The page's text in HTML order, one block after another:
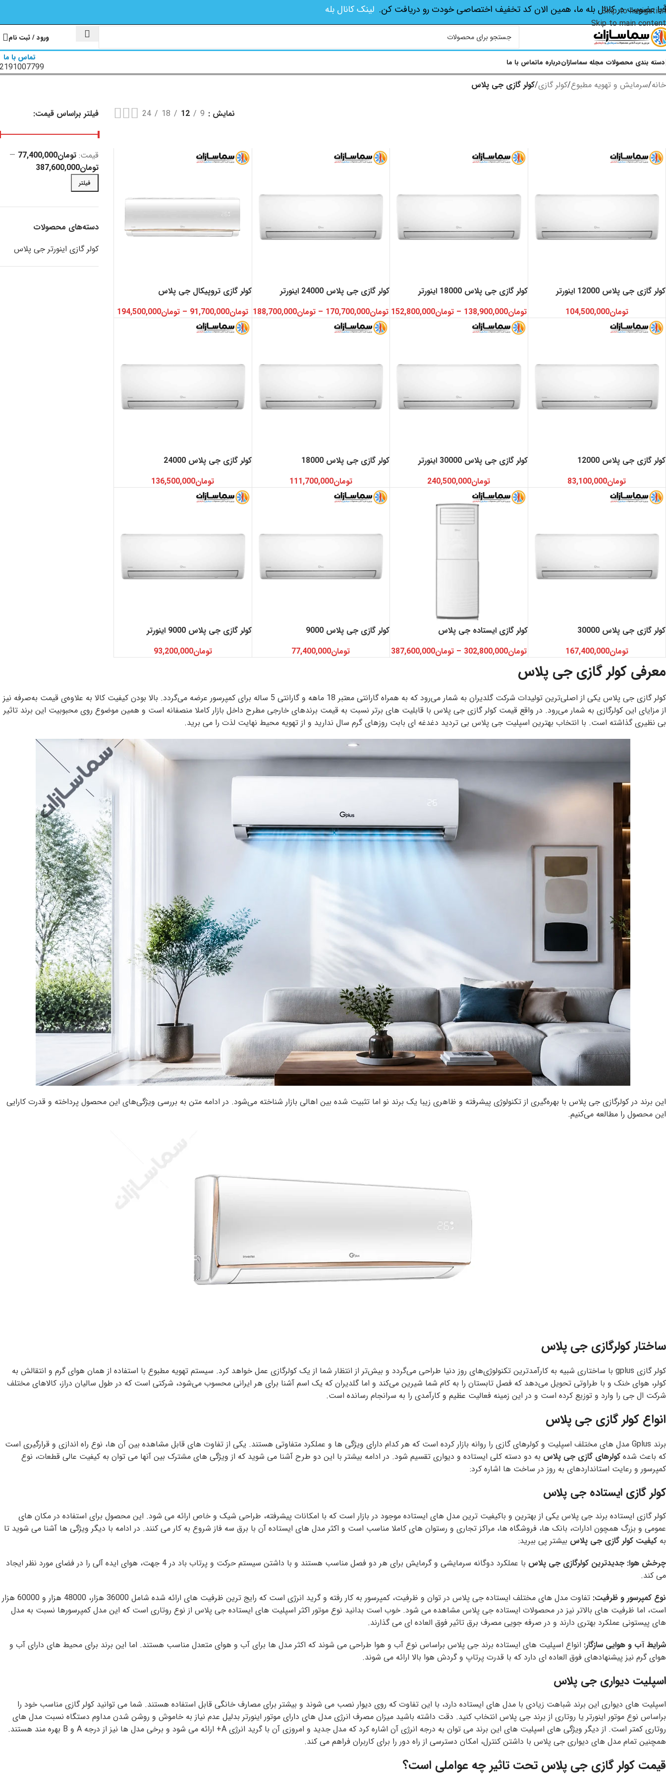
Skip to navigation
Skip to main content
عضویت در کانال بله ما، همین الان کد تخفیف اختصاصی‌ خودت رو دریافت کن. لینک کانال بله
ورود / ثبت نام
دسته بندی محصولات مجله سماسازاندرباره ماتماس با ما تماس با ما
خانه/سرمایش و تهویه مطبوع/کولر گازی/کولر گازی جی پلاس
فیلتر براساس قیمت:
فیلتر
قیمت: تومان77,400,000
—
تومان387,600,000
دسته‌های محصولات
کولر گازی اینورتر جی پلاس
نمایش 9
12
18
24
کولر گازی جی پلاس 12000 اینورتر
تومان104,500,000
کولر گازی جی پلاس 18000 اینورتر
تومان138,900,000
– تومان152,800,000
کولر گازی جی پلاس 24000 اینورتر
تومان170,700,000
– تومان188,700,000
کولر گازی تروپیکال جی پلاس
تومان91,700,000
– تومان194,500,000
کولر گازی جی پلاس 12000
تومان83,100,000
کولر گازی جی پلاس 30000 اینورتر
تومان240,500,000
کولر گازی جی پلاس 18000
تومان111,700,000
کولر گازی جی پلاس 24000
تومان136,500,000
کولر گازی جی پلاس 30000
تومان167,400,000
کولر گازی ایستاده جی پلاس
تومان302,800,000
– تومان387,600,000
کولر گازی جی پلاس 9000
تومان77,400,000
کولر گازی جی پلاس 9000 اینورتر
تومان93,200,000
معرفی کولر گازی جی پلاس
کولر گازی
جی پلاس یکی از اصلی‌ترین تولیدات شرکت گلدیران به شمار می‌رود که به همراه گارانتی معتبر 18 ماهه و گارانتی 5 ساله برای کمپرسور عرضه می‌گردد. بالا بودن کیفیت کالا به علاوه‌ی قیمت به‌صرفه نیز
از مزایای این کولرگازی به شمار می‌رود. در واقع قیمت کولر گازی جی پلاس با قابلیت های برتر نسبت به قیمت برندهای خارجی مطرح داخل بازار کاملا منصفانه است و همین موضوع روی محبوبیت این برند تاثیر
بی نظیری گذاشته است. با انتخاب بهترین اسپلیت جی پلاس بی تردید دغدغه ای بابت روزهای گرم سال ندارید و از تهویه محیط نهایت لذت را می برید.
این برند در کولرگازی جی پلاس با بهره‌گیری از تکنولوژی پیشرفته و ظاهری زیبا یک برند نو اما تثبیت شده بین اهالی بازار شناخته می‌شود. در ادامه متن به بررسی ویژگی‌های این محصول پرداخته و قدرت کارایی
این محصول را مطالعه می‌کنیم.
ساختار کولرگازی جی پلاس
کولر گازی gplus با ساختاری شبیه به کارآمدترین تکنولوژی‌های روز دنیا طراحی می‌گردد و بیش‌تر از انتظار شما از یک کولرگازی عمل خواهد کرد. سیستم تهویه مطبوع با استفاده از همان هوای گرم و انتقالش به
کولر، هوای خنک و با طراوتی تحویل می‌دهد که فصل تابستان را به کام شما شیرین می‌کند و اما گلدیران که یک اسم آشنا برای هر ایرانی محسوب می‌شود، شرکتی است که در طول سالیان دراز، کالاهای مختلف
شرکت ال جی را وارد و توزیع کرده است و در این زمینه فعالیت عظیم و کارآمدی را به سرانجام رسانده است.
انواع کولر گازی جی پلاس
برند Gplus مدل های مختلف اسپلیت و کولرهای گازی را روانه بازار کرده است که هر کدام دارای ویژگی ها و عملکرد متفاوتی هستند. یکی از تفاوت های قابل مشاهده بین آن ها، نوع راه اندازی و قرارگیری است
که باعث شده کولرهای گازی جی پلاس به دو دسته کلی ایستاده و دیواری تقسیم شود. در ادامه بیشتر با این دو طرح آشنا می شوید که از ویژگی های مشترک بین آنها می توان به کیفیت عالی قطعات، نوع
کمپرسور و رعایت استانداردهای به روز در ساخت ها اشاره کرد:
کولر گازی ایستاده جی پلاس
کولر گازی ایستاده برند جی پلاس یکی از بهترین و باکیفیت ترین مدل های ایستاده موجود در بازار است که با امکانات پیشرفته، طراحی شیک و خاص ارائه می شود. این محصول برای استفاده در مکان های
عمومی و بزرگ همچون ادارات، بانک ها، فروشگاه ها، مراکز تجاری و رستوان های کاملا مناسب است و اکثر مدل های ایستاده آن با برق سه فاز شروع به کار می کنند. در ادامه با دیگر ویژگی ها آشنا می شوید تا
به کیفیت کولر گازی جی پلاس بیشتر پی ببرید:
چرخش هوا: جدیدترین کولرگازی جی پلاس
با عملکرد دوگانه سرمایشی و گرمایش برای هر دو فصل مناسب هستند و با داشتن سیستم حرکت و پرتاب باد در 4 جهت، هوای ایده آلی را در فضای مورد نظر ایجاد
می کند.
نوع کمپرسور و ظرفیت:
تفاوت مدل های مختلف ایستاده جی پلاس در توان و ظرفیت، کمپرسور به کار رفته و گرید انرژی است که رایج ترین ظرفیت های ارائه شده شامل 36000 هزار، 48000 هزار و 60000 هزار
است، اما ظرفیت های بالاتر نیز در محصولات ایستاده جی پلاس مشاهده می شود. خوب است بدانید نوع موتور اکثر اسپلیت های ایستاده جی پلاس از نوع روتاری است که این مدل کمپرسورها نسبت به مدل
های پیستونی عملکرد بهتری دارند و در صرفه جویی مصرف برق تاثیر فوق العاده ای می گذارند.
شرایط آب و هوایی سازگار: انواع اسپلیت های ایستاده برند جی پلاس براساس نوع آب و هوا طراحی می شوند که اکثر مدل ها برای آب و هوای متعدل مناسب هستند. اما این برند برای محیط های دارای آب و
هوای گرم نیز پیشنهادهای فوق العاده ای دارد که با قدرت پرتاپ و گردش هوا بالا ارائه می شوند.
اسپلیت دیواری جی پلاس
اسپلیت های دیواری این برند شباهت زیادی با مدل های ایستاده دارد، با این تفاوت که روی دیوار نصب می شوند و بیشتر برای مصارف خانگی قابل استفاده هستند. شما می توانید کولر گازی مناسب خود را
براساس نوع موتور اینورتر یا روتاری از برند جی پلاس انتخاب کنید. دقت داشته باشید میزان مصرف انرژی مدل های دارای موتور اینورتر بدلیل عدم نیاز به خاموش و روشن شدن مداوم دستگاه نسبت مدل های
روتاری کمتر است. از دیگر ویژگی های اسپلیت های این برند می توان به درجه انرژی آن اشاره کرد که مدل جدید و امروزی آن با گرید انرژی A+ ارائه می شود و برخی مدل ها نیز از درجه A و B بهره مند هستند.
همچنین تمام مدل های دیواری جی پلاس با داشتن کنترل، امکان دسترسی از راه دور را برای کاربران فراهم می کند.
قیمت کولر گازی جی پلاس تحت تاثیر چه عواملی است؟